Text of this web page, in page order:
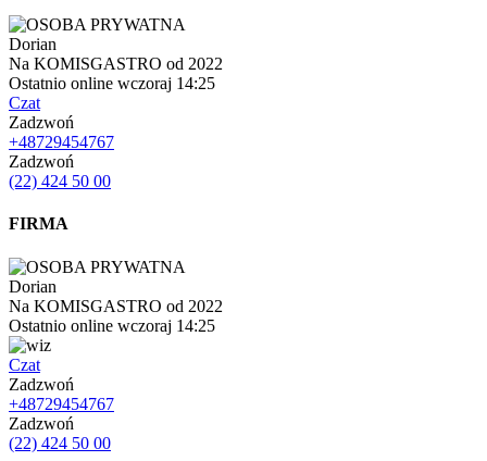
Dorian
Na KOMISGASTRO od 2022
Ostatnio online wczoraj 14:25
Czat
Zadzwoń
+48729454767
Zadzwoń
(22) 424 50 00
FIRMA
Dorian
Na KOMISGASTRO od 2022
Ostatnio online wczoraj 14:25
Czat
Zadzwoń
+48729454767
Zadzwoń
(22) 424 50 00